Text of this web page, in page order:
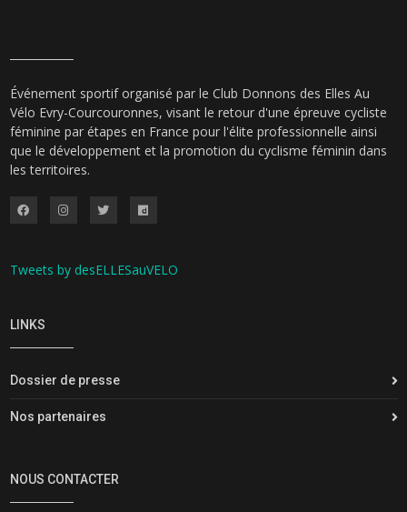
Événement sportif organisé par le Club Donnons des Elles Au
Vélo Evry-Courcouronnes, visant le retour d'une épreuve cycliste
féminine par étapes en France pour l'élite professionnelle ainsi
que le développement et la promotion du cyclisme féminin dans
les territoires.
Tweets by desELLESauVELO
LINKS
Dossier de presse
Nos partenaires
NOUS CONTACTER